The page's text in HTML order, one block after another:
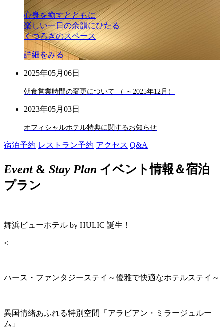
心身を癒すとともに
楽しい一日の余韻にひたる
くつろぎのスペース
詳細をみる
2025年05月06日
朝食営業時間の変更について （ ～2025年12月）
2023年05月03日
オフィシャルホテル特典に関するお知らせ
宿泊予約 レストラン予約 アクセス Q&A
Event& Stay Plan イベント情報＆宿泊
プラン
舞浜ビューホテル by HULIC 誕生！
<
ハース・ファンタジーステイ～優雅で快適なホテルステイ～
異国情緒あふれる特別空間「アラビアン・ミラージュルー
ム」